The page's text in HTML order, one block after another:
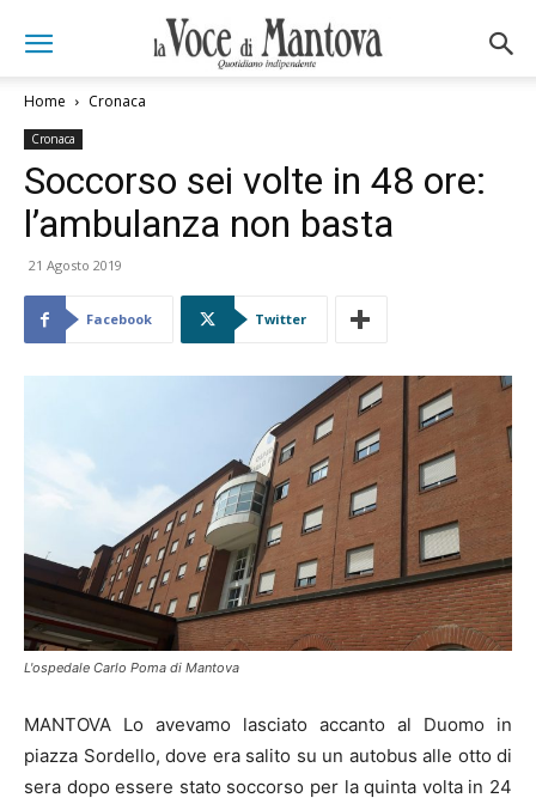
Home Cronaca
Cronaca
Soccorso sei volte in 48 ore:
l’ambulanza non basta
21 Agosto 2019
Facebook Twitter
L'ospedale Carlo Poma di Mantova
MANTOVA Lo avevamo lasciato accanto al Duomo in
piazza Sordello, dove era salito su un autobus alle otto di
sera dopo essere stato soccorso per la quinta volta in 24